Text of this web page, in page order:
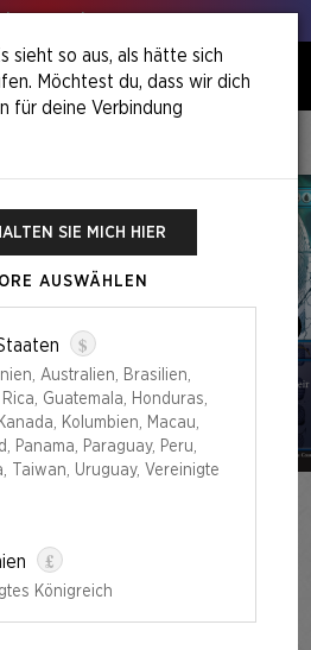
0
Superdrop
FOIL EDITION
sieht so aus, als hätte sich
Möchtest du, dass wir dich
für deine Verbindung
SIE MICH HIER
AUSWÄHLEN
$
Australien, Brasilien,
Guatemala, Honduras,
Kolumbien, Macau,
Panama, Paraguay, Peru,
Taiwan, Uruguay, Vereinigte
£
Königreich